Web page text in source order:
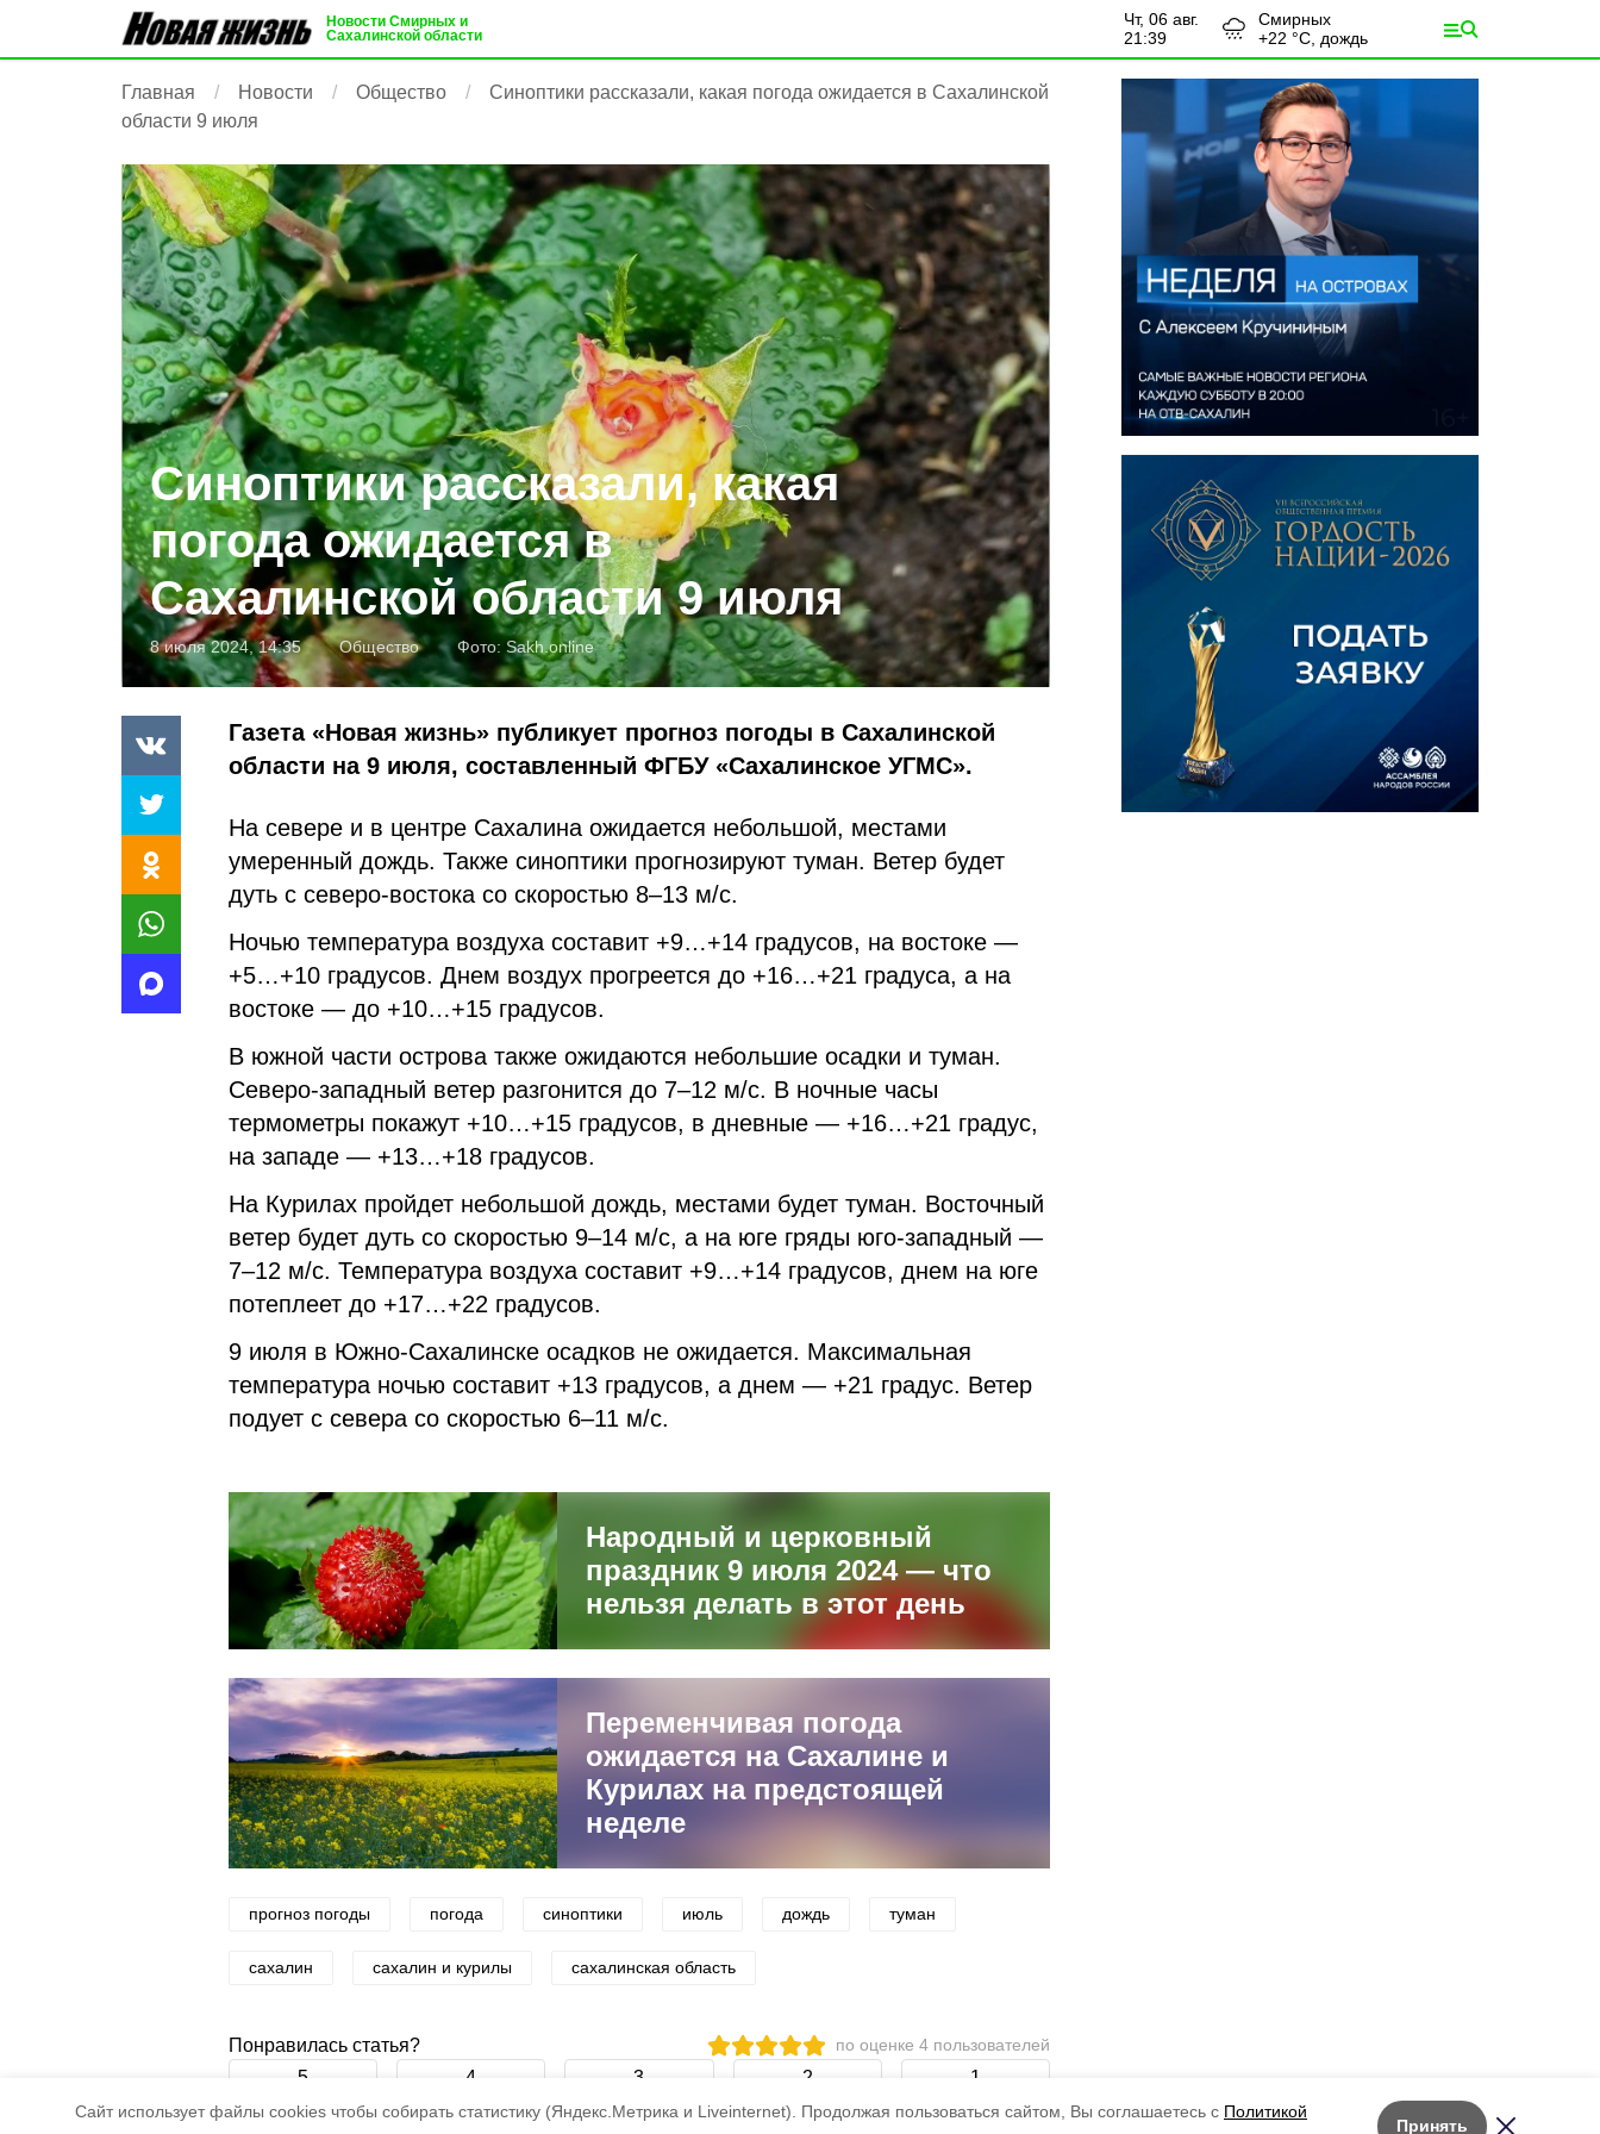
Cайт использует файлы cookies чтобы собирать статистику (Яндекс.Метрика и Liveinternet). Продолжая пользоваться сайтом, Вы соглашаетесь с Политикой
Принять
Новости Смирных и
Сахалинской области
чт, 06 авг.
21:39
Смирных
+22 °С, дождь
Лента новостей
Главная Новости Общество
Синоптики рассказали, какая погода ожидается в Сахалинской
области 9 июля
Синоптики рассказали, какая
погода ожидается в
Сахалинской области 9 июля
8 июля 2024, 14:35 Общество Фото: Sakh.online
Газета «Новая жизнь» публикует прогноз погоды в Сахалинской
области на 9 июля, составленный ФГБУ «Сахалинское УГМС».
На севере и в центре Сахалина ожидается небольшой, местами
умеренный дождь. Также синоптики прогнозируют туман. Ветер будет
дуть с северо-востока со скоростью 8–13 м/с.
Ночью температура воздуха составит +9…+14 градусов, на востоке —
+5…+10 градусов. Днем воздух прогреется до +16…+21 градуса, а на
востоке — до +10…+15 градусов.
В южной части острова также ожидаются небольшие осадки и туман.
Северо-западный ветер разгонится до 7–12 м/с. В ночные часы
термометры покажут +10…+15 градусов, в дневные — +16…+21 градус,
на западе — +13…+18 градусов.
На Курилах пройдет небольшой дождь, местами будет туман. Восточный
ветер будет дуть со скоростью 9–14 м/с, а на юге гряды юго-западный —
7–12 м/с. Температура воздуха составит +9…+14 градусов, днем на юге
потеплеет до +17…+22 градусов.
9 июля в Южно-Сахалинске осадков не ожидается. Максимальная
температура ночью составит +13 градусов, а днем — +21 градус. Ветер
подует с севера со скоростью 6–11 м/с.
Народный и церковный
праздник 9 июля 2024 — что
нельзя делать в этот день
Переменчивая погода
ожидается на Сахалине и
Курилах на предстоящей
неделе
прогноз погоды погода синоптики июль дождь туман
сахалин сахалин и курилы сахалинская область
Понравилась статья? по оценке 4 пользователей
5 4 3 2 1